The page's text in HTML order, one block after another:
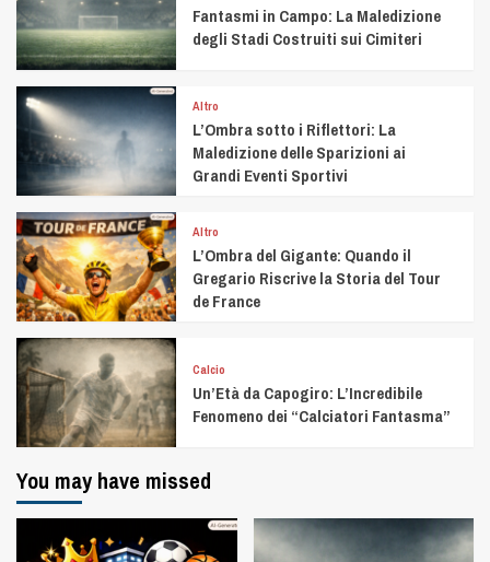
Fantasmi in Campo: La Maledizione
degli Stadi Costruiti sui Cimiteri
Altro
L’Ombra sotto i Riflettori: La
Maledizione delle Sparizioni ai
Grandi Eventi Sportivi
Altro
L’Ombra del Gigante: Quando il
Gregario Riscrive la Storia del Tour
de France
Calcio
Un’Età da Capogiro: L’Incredibile
Fenomeno dei “Calciatori Fantasma”
You may have missed